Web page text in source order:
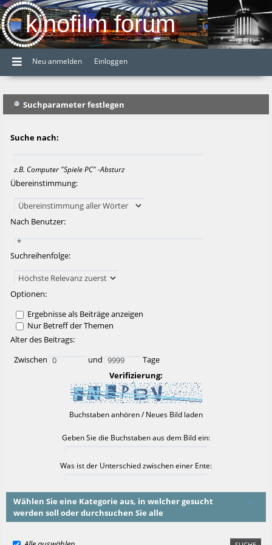
kinofilm forum
Neu anmelden Einloggen
Suchparameter festlegen
Suche nach:
z.B. Computer "Spiele PC" -Absturz
Übereinstimmung:
Nach Benutzer:
Suchreihenfolge:
Optionen:
Ergebnisse als Beiträge anzeigen
Nur Betreff der Themen
Alter des Beitrags:
Zwischen
und
Tage
Verifizierung:
Buchstaben anhören/Neues Bild laden
Geben Sie die Buchstaben aus dem Bild ein:
Was ist der Unterschied zwischen einer Ente:
Wählen Sie eine Kategorie aus, in welcher gesucht
werden soll oder durchsuchen Sie alle